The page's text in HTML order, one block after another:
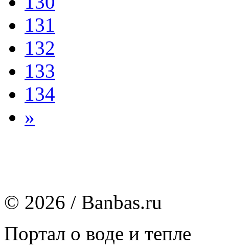
131
132
133
134
»
© 2026 / Banbas.ru
Портал о воде и тепле